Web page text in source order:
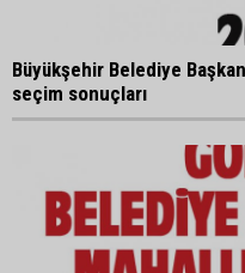
Büyükşehir Belediye
seçim sonuçları